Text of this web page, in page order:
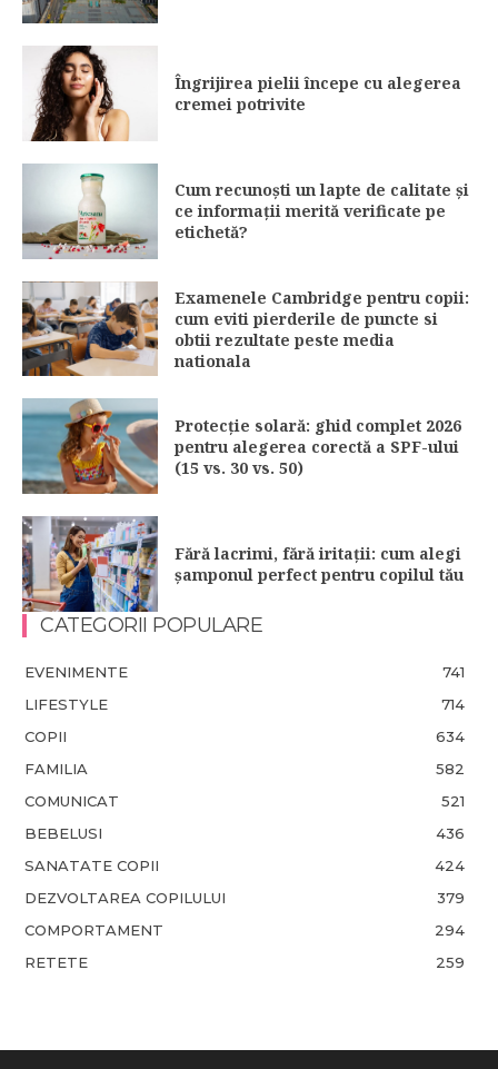
Îngrijirea pielii începe cu alegerea
cremei potrivite
Cum recunoști un lapte de calitate și
ce informații merită verificate pe
etichetă?
Examenele Cambridge pentru copii:
cum eviti pierderile de puncte si
obtii rezultate peste media
nationala
Protecție solară: ghid complet 2026
pentru alegerea corectă a SPF-ului
(15 vs. 30 vs. 50)
Fără lacrimi, fără iritații: cum alegi
șamponul perfect pentru copilul tău
CATEGORII POPULARE
EVENIMENTE
741
LIFESTYLE
714
COPII
634
FAMILIA
582
COMUNICAT
521
BEBELUSI
436
SANATATE COPII
424
DEZVOLTAREA COPILULUI
379
COMPORTAMENT
294
RETETE
259